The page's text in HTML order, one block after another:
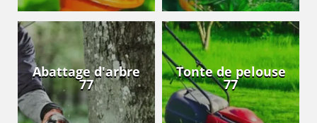
Abattage d'arbre
77
Tonte de pelouse
77